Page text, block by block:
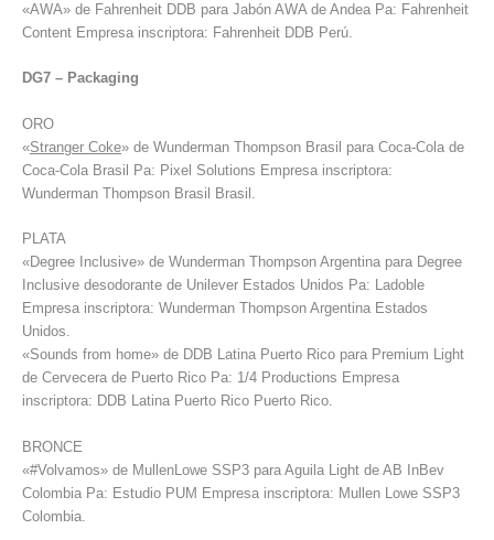
«AWA» de Fahrenheit DDB para Jabón AWA de Andea Pa: Fahrenheit
Content Empresa inscriptora: Fahrenheit DDB Perú.
DG7 – Packaging
ORO
«Stranger Coke» de Wunderman Thompson Brasil para Coca-Cola de
Coca-Cola Brasil Pa: Pixel Solutions Empresa inscriptora:
Wunderman Thompson Brasil Brasil.
PLATA
«Degree Inclusive» de Wunderman Thompson Argentina para Degree
Inclusive desodorante de Unilever Estados Unidos Pa: Ladoble
Empresa inscriptora: Wunderman Thompson Argentina Estados
Unidos.
«Sounds from home» de DDB Latina Puerto Rico para Premium Light
de Cervecera de Puerto Rico Pa: 1/4 Productions Empresa
inscriptora: DDB Latina Puerto Rico Puerto Rico.
BRONCE
«#Volvamos» de MullenLowe SSP3 para Aguila Light de AB InBev
Colombia Pa: Estudio PUM Empresa inscriptora: Mullen Lowe SSP3
Colombia.